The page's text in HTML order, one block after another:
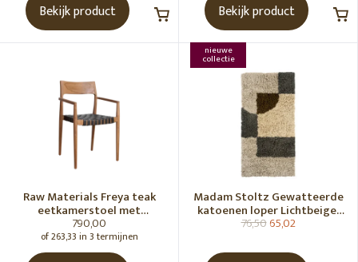
Bekijk product Bekijk product
Raw Materials Freya teak
eetkamerstoel met
armleuning - Zwart (set of 2)
790,00
of 263,33 in 3 termijnen
nieuwe
collectie
Madam Stoltz Gewatteerde
katoenen loper Lichtbeige,
gebroken wit, grijs, groen
76,5065,02